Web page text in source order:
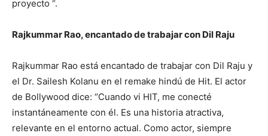
el Dr. Sailesh Kolanu en el remake hindú de Hit. El actor
instantáneamente con él. Es una historia atractiva,
estoy atento a interpretar personajes que no he
explorado y HIT me da un oportunidad de hacer eso.
Estoy ansioso por emprender este viaje con Sailesh y Dil
Raju “.